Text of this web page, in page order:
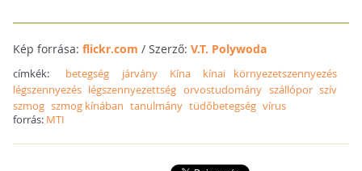
Kép forrása: flickr.com / Szerző: V.T. Polywoda
címkék: betegség járvány Kína
kínai környezetszennyezés
légszennyezés légszennyezettség orvostudomány szállópor szív
szmog szmog kínában tanulmány tüdőbetegség vírus
forrás: MTI